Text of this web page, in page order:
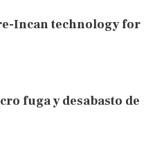
Incan technology for
fuga y desabasto de